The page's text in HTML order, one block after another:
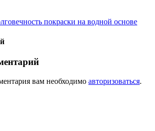
покраски на водной основе
вам необходимо авторизоваться.